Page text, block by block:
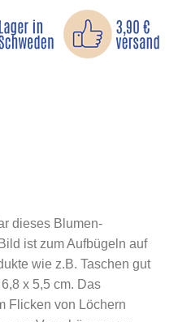
dieses Blumen-
ist zum Aufbügeln auf
wie z.B. Taschen gut
x 5,5 cm. Das
Flicken von Löchern